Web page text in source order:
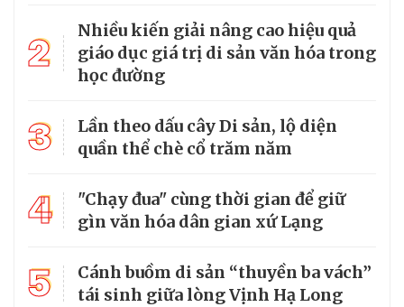
2
Nhiều kiến giải nâng cao hiệu quả
giáo dục giá trị di sản văn hóa trong
học đường
3
Lần theo dấu cây Di sản, lộ diện
quần thể chè cổ trăm năm
4
"Chạy đua" cùng thời gian để giữ
gìn văn hóa dân gian xứ Lạng
5
Cánh buồm di sản “thuyền ba vách”
tái sinh giữa lòng Vịnh Hạ Long